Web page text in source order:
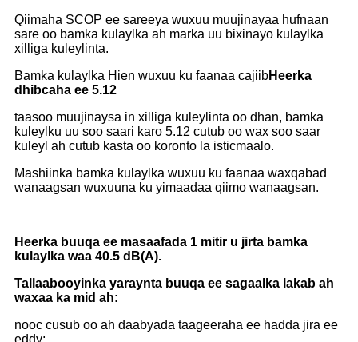
Qiimaha SCOP ee sareeya wuxuu muujinayaa hufnaan
sare oo bamka kulaylka ah marka uu bixinayo kulaylka
xilliga kuleylinta.
Bamka kulaylka Hien wuxuu ku faanaa cajiibHeerka
dhibcaha ee 5.12
taasoo muujinaysa in xilliga kuleylinta oo dhan, bamka
kuleylku uu soo saari karo 5.12 cutub oo wax soo saar
kuleyl ah cutub kasta oo koronto la isticmaalo.
Mashiinka bamka kulaylka wuxuu ku faanaa waxqabad
wanaagsan wuxuuna ku yimaadaa qiimo wanaagsan.
Heerka buuqa ee masaafada 1 mitir u jirta bamka
kulaylka waa 40.5 dB(A).
Tallaabooyinka yaraynta buuqa ee sagaalka lakab ah
waxaa ka mid ah:
nooc cusub oo ah daabyada taageeraha ee hadda jira ee
eddy;